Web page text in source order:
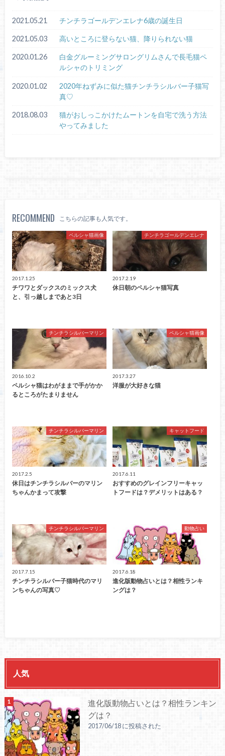
2021.05.21 チンチラゴールデンエレナ6歳の誕生日
2021.05.03 高いところに登らない猫、降りられない猫
2020.01.26
白金グルーミングサロングリムさんで長毛猫ペ
ルシャのトリミング
2020.01.02
2020年ねずみに似た猫チンチラシルバー子猫写
真♡
2018.08.03
猫がおしっこかけたムートンを自宅で洗う方法
やってみました
RECOMMEND こちらの記事も人気です。
ペルシャ猫画像
2017.1.25
チワワとダックスのミックス犬
と、引っ越しまであと3日
チンチラゴールデンエレナ
2017.2.19
休日朝のペルシャ猫写真
チンチラシルバーマリン
2016.10.2
ペルシャ猫はわがままで手がかか
るところがたまりません
ペルシャ猫画像
2017.3.27
洋服が大好きな猫
チンチラシルバーマリン
2017.2.5
休日はチンチラシルバーのマリン
ちゃんかまって攻撃
キャットフード
2017.6.11
おすすめのグレインフリーキャッ
トフードは？デメリットはある？
チンチラシルバーマリン
2017.7.15
チンチラシルバー子猫時代のマリ
ンちゃんの写真♡
動物占い
2017.6.18
進化版動物占いとは？相性ランキ
ングは？
人気
進化版動物占いとは？相性ランキン
グは？
2017/06/18 に投稿された